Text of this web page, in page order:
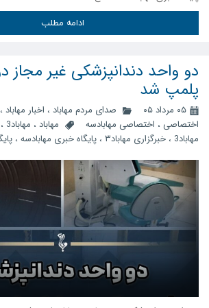
ادامه مطلب
دو واحد دندانپزشکی غیر مجاز
پلمپ شد
۰۵ مرداد ۰۵ صدای مردم مهاباد ، اخبار مهاباد ،
اختصاصی ، اختصاصی مهابادسه مهاباد ، مهاباد3 ،
مهاباد3 ، خبرگزاری مهاباد۳ ، پایگاه خبری مهابادسه ،